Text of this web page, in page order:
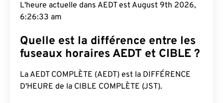
L'heure actuelle dans AEDT est August 9th 2026,
6:26:34 am
Quelle est la différence entre les
fuseaux horaires AEDT et CIBLE ?
La AEDT COMPLÈTE (AEDT) est la DIFFÉRENCE
D'HEURE de la CIBLE COMPLÈTE (JST).